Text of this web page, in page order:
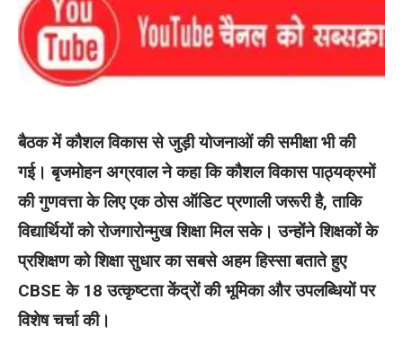
बैठक में कौशल विकास से जुड़ी योजनाओं की समीक्षा भी की
गई। बृजमोहन अग्रवाल ने कहा कि कौशल विकास पाठ्यक्रमों
की गुणवत्ता के लिए एक ठोस ऑडिट प्रणाली जरूरी है, ताकि
विद्यार्थियों को रोजगारोन्मुख शिक्षा मिल सके। उन्होंने शिक्षकों के
प्रशिक्षण को शिक्षा सुधार का सबसे अहम हिस्सा बताते हुए
CBSE के 18 उत्कृष्टता केंद्रों की भूमिका और उपलब्धियों पर
विशेष चर्चा की।